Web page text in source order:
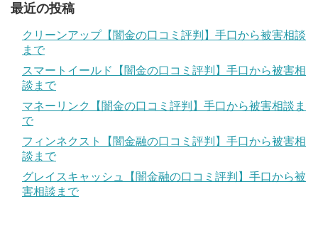
最近の投稿
クリーンアップ【闇金の口コミ評判】手口から被害相談
まで
スマートイールド【闇金の口コミ評判】手口から被害相
談まで
マネーリンク【闇金の口コミ評判】手口から被害相談ま
で
フィンネクスト【闇金融の口コミ評判】手口から被害相
談まで
グレイスキャッシュ【闇金融の口コミ評判】手口から被
害相談まで